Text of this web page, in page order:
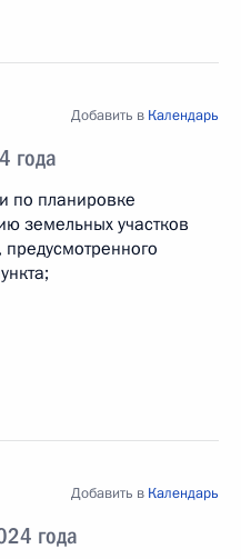
года
Добавить в Календарь
по планировке
земельных участков
года
Добавить в Календарь